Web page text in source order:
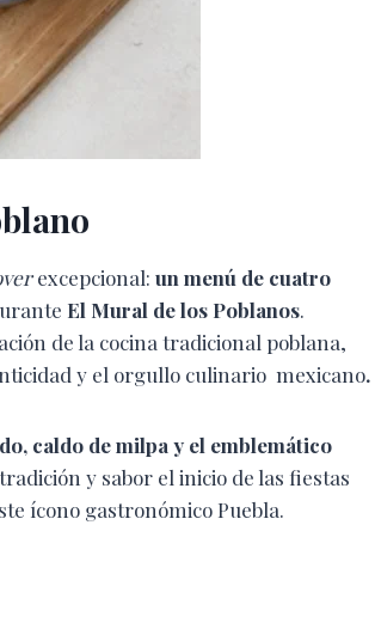
excepcional: un menú de cuatro
El Mural de los Poblanos.
de la cocina tradicional poblana,
y el orgullo culinario mexicano.
caldo de milpa y el emblemático
y sabor el inicio de las fiestas
ícono gastronómico Puebla.